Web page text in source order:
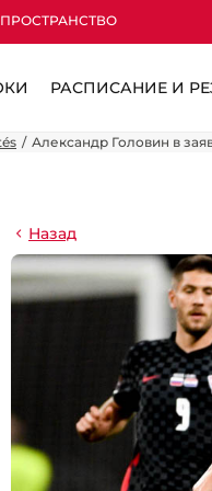
ПРОСТРАНСТВО
РАСПИСАНИЕ И
Александр Головин в
Назад